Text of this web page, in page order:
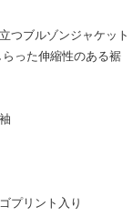
つブルゾンジャケット
った伸縮性のある裾
プリント入り